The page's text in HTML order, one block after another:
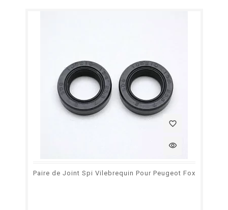
favorite_border
visibility
Paire de Joint Spi Vilebrequin Pour Peugeot Fox